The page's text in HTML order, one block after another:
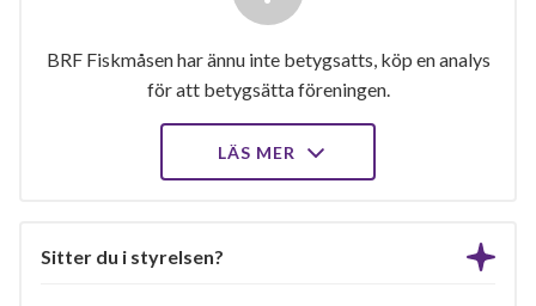
BRF Fiskmåsen har ännu inte betygsatts, köp en analys
för att betygsätta föreningen.
LÄS MER
Sitter du i styrelsen?